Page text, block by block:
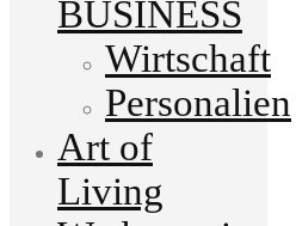
BUSINESS
Wirtschaft
Personalien
Art of
Living